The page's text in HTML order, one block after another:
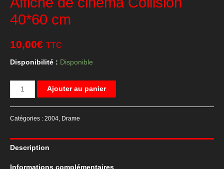
40*60 cm
10,00€ TTC
Disponibilité : Disponible
quantité
de
cinéma
Collision
Ajouter au panier
Catégories : 2004, Drame
Description
Informations complémentaires